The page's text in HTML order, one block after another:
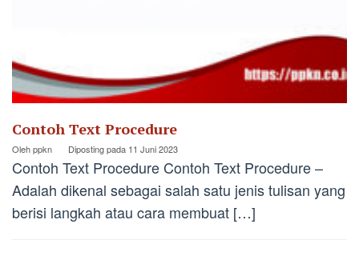
Contoh Text Procedure
Olehppkn Diposting pada 11 Juni 2023
Contoh Text Procedure Contoh Text Procedure –
Adalah dikenal sebagai salah satu jenis tulisan yang
berisi langkah atau cara membuat […]